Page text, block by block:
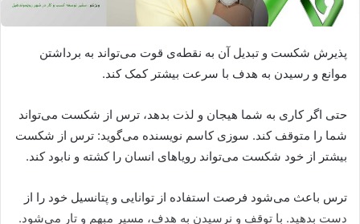
پذیرش شکست و تبدیل آن به نقطه‌ی قوت می‌تواند به برداشتن
موانع و رسیدن به هدف با سرعت بیشتر کمک کند.
حتی اگر کاری به شما هیجان و لذت بدهد، ترس از شکست می‌تواند
شما را متوقف کند. سوزی کاسم نویسنده می‌گوید: ترس از شکست
بیشتر از خود شکست می‌تواند رویاهای انسان را کشته و نابود کند.
ترس باعث می‌شود فرصت استفاده از توانایی و پتانسیل خود را از
دست بدهید. با توقف و نرسیدن به هدف، مسیر مبهم و تار می‌شود.